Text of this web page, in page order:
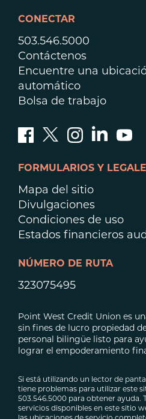
CONECTAR
503.546.5000
Contáctenos
Encuentre una
automático
Bolsa de trabajo
FORMULARIOS Y
Mapa del sitio
Divulgaciones
Condiciones de uso
Estados financieros
NÚMERO DE RUTA
323075495
Point West Credit Union es
sin fines de lucro propiedad
personal bilingüe listo para
lograr el empoderamiento
Si está utilizando un lector de
tiene problemas para utilizar este
503.546.5000 para obtener ayuda.
servicios disponibles en este sitio